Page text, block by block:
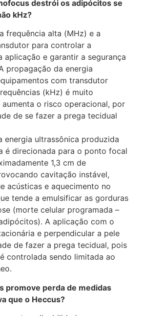
destrói os adipócitos se
kHz?
frequência alta (MHz) e a
para controlar a
aplicação e garantir a segurança
propagação da energia
com transdutor
(kHz) é muito
o risco operacional, por
de se fazer a prega tecidual
energia ultrassônica produzida
é direcionada para o ponto focal
1,3 cm de
cavitação instável,
acústicas e aquecimento no
tende a emulsificar as gorduras
(morte celular programada –
A aplicação com o
e perpendicular a pele
de fazer a prega tecidual, pois
controlada sendo limitada ao
promove perda de medidas
que o Heccus?